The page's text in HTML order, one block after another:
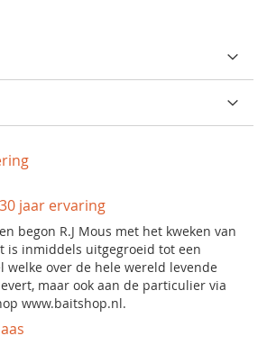
jaar ervaring
begon R.J Mous met het kweken van
is inmiddels uitgegroeid tot een
welke over de hele wereld levende
maar ook aan de particulier via
www.baitshop.nl.